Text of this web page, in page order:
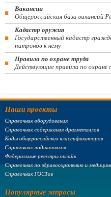
Вакансии
Общероссийская база вакансий
Кадастр оружия
Государственный кадастр
патронов к нему
Правила по охране труда
Действующие правила по
Наши проекты
Справочник оборудования
Справочник содержания драгметаллов
Коды общероссийских классификаторов
Справочник подшипников
Федеральные реестры онлайн
Справочник по здравоохранению и
Справочник ГОСТов
Популярные запросы